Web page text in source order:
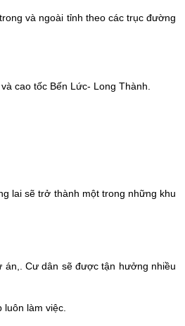
và ngoài tỉnh theo các trục đường
cao tốc Bến Lức- Long Thành.
lai sẽ trở thành một trong những khu
án,. Cư dân sẽ được tận hưởng nhiều
làm việc.